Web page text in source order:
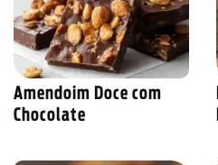
Amendoim Doce com
Chocolate